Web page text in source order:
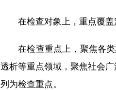
在检查对象上，重点覆盖
在检查重点上，聚焦各类
透析等重点领域，聚焦社会
列为检查重点。